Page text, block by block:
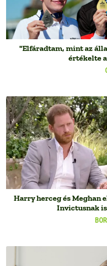
"Elfáradtam, mint az
értékelte
Harry herceg és Meghan
Invictusnak